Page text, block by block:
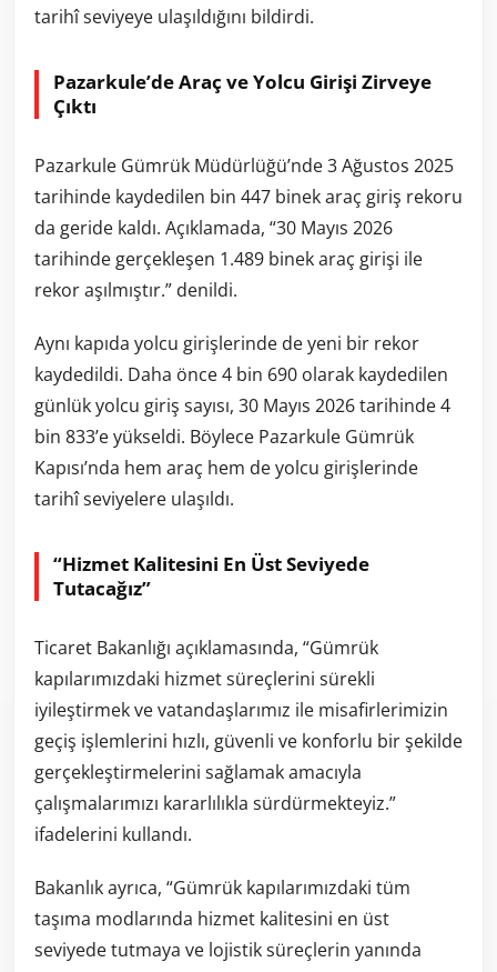
tarihî seviyeye ulaşıldığını bildirdi.
Pazarkule’de Araç ve Yolcu Girişi Zirveye
Çıktı
Pazarkule Gümrük Müdürlüğü’nde 3 Ağustos 2025
tarihinde kaydedilen bin 447 binek araç giriş rekoru
da geride kaldı. Açıklamada, “30 Mayıs 2026
tarihinde gerçekleşen 1.489 binek araç girişi ile
rekor aşılmıştır.” denildi.
Aynı kapıda yolcu girişlerinde de yeni bir rekor
kaydedildi. Daha önce 4 bin 690 olarak kaydedilen
günlük yolcu giriş sayısı, 30 Mayıs 2026 tarihinde 4
bin 833’e yükseldi. Böylece Pazarkule Gümrük
Kapısı’nda hem araç hem de yolcu girişlerinde
tarihî seviyelere ulaşıldı.
“Hizmet Kalitesini En Üst Seviyede
Tutacağız”
Ticaret Bakanlığı açıklamasında, “Gümrük
kapılarımızdaki hizmet süreçlerini sürekli
iyileştirmek ve vatandaşlarımız ile misafirlerimizin
geçiş işlemlerini hızlı, güvenli ve konforlu bir şekilde
gerçekleştirmelerini sağlamak amacıyla
çalışmalarımızı kararlılıkla sürdürmekteyiz.”
ifadelerini kullandı.
Bakanlık ayrıca, “Gümrük kapılarımızdaki tüm
taşıma modlarında hizmet kalitesini en üst
seviyede tutmaya ve lojistik süreçlerin yanında